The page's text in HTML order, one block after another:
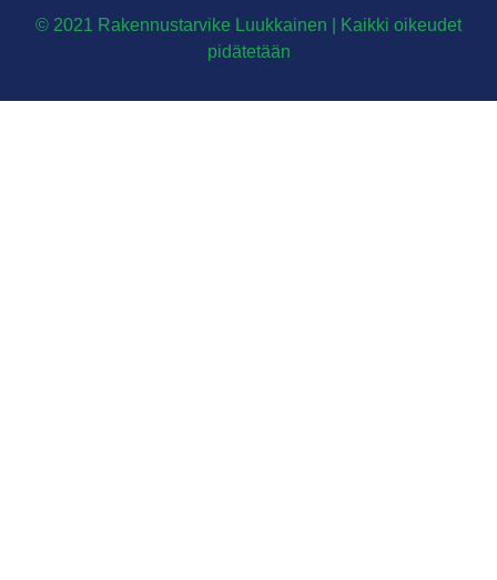
© 2021 Rakennustarvike Luukkainen | Kaikki oikeudet
pidätetään